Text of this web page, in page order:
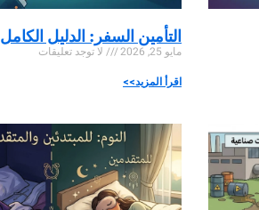
التأمين السفر: الدليل الكامل
مايو 25, 2026
لا توجد تعليقات
اقرأ المزيد>>